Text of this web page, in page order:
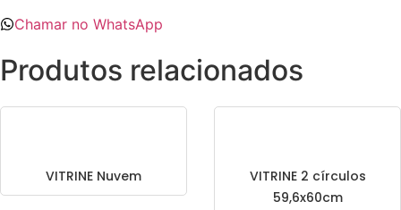
Chamar no WhatsApp
Produtos relacionados
VITRINE Nuvem
VITRINE 2 círculos
59,6x60cm